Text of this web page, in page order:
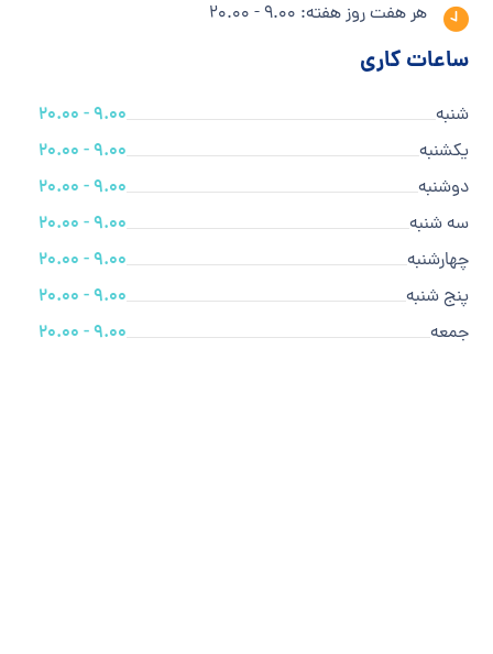
هر هفت روز هفته: 9.00 - 20.00
ساعات کاری
شنبه
9.00 - 20.00
یکشنبه
9.00 - 20.00
دوشنبه
9.00 - 20.00
سه شنبه
9.00 - 20.00
چهارشنبه
9.00 - 20.00
پنج شنبه
9.00 - 20.00
جمعه
9.00 - 20.00